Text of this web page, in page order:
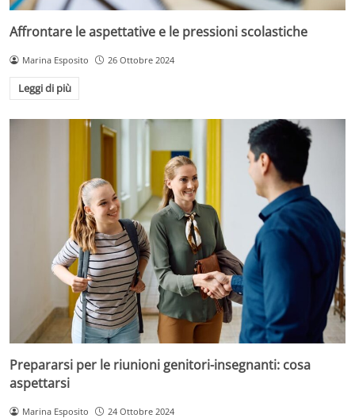
Affrontare le aspettative e le pressioni scolastiche
Marina Esposito 26 Ottobre 2024
Leggi di più
Prepararsi per le riunioni genitori-insegnanti: cosa
aspettarsi
Marina Esposito 24 Ottobre 2024